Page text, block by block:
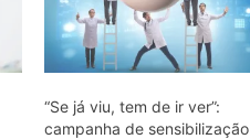
“Se já viu, tem de ir ver”:
campanha de sensibilização